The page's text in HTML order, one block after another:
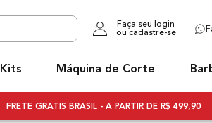
Faça seu login
ou cadastre-se
Kits Máquina de Corte
FRETE GRATIS BRASIL - A PARTIR DE R$ 499,90